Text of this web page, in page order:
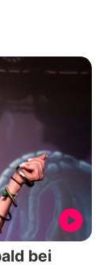
bei